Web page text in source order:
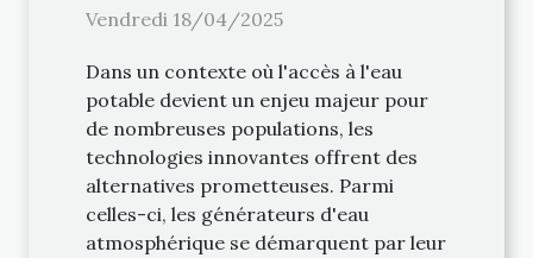
favorisent l'autonomie en
Vendredi 18/04/2025
Dans un contexte où l'accès à l'eau
potable devient un enjeu majeur pour
de nombreuses populations, les
technologies innovantes offrent des
alternatives prometteuses. Parmi
celles-ci, les générateurs d'eau
atmosphérique se démarquent par leur